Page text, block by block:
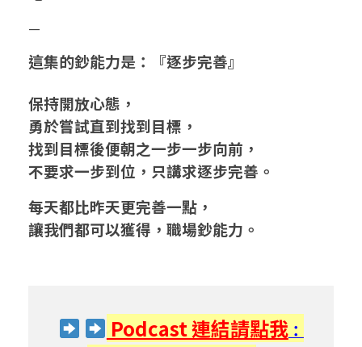
W
u
/
逐
步
完
善
—
這集的鈔能力是：『逐步完善』
保持開放心態，
勇於嘗試直到找到目標，
找到目標後便朝之一步一步向前，
不要求一步到位，只講求逐步完善。
每天都比昨天更完善一點，
讓我們都可以獲得，職場鈔能力。
Podcast 連結請點我：